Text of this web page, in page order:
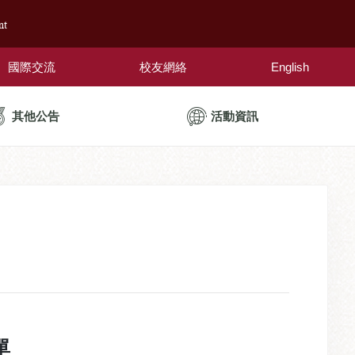
國際交流 校友網絡 English
其他公告 活動資訊